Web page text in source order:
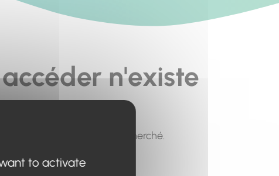
n'existe
pour trouver le contenu recherché.
to activate